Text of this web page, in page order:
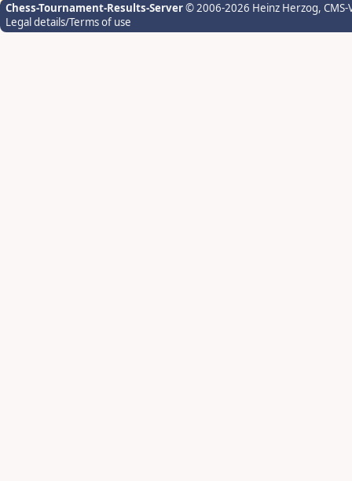
Chess-Tournament-Results-Server© 2006-2026 Heinz Herzog,
Legal details/Terms of use